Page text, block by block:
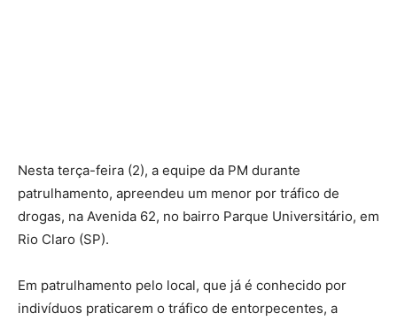
Nesta terça-feira (2), a equipe da PM durante
patrulhamento, apreendeu um menor por tráfico de
drogas, na Avenida 62, no bairro Parque Universitário, em
Rio Claro (SP).
Em patrulhamento pelo local, que já é conhecido por
indivíduos praticarem o tráfico de entorpecentes, a